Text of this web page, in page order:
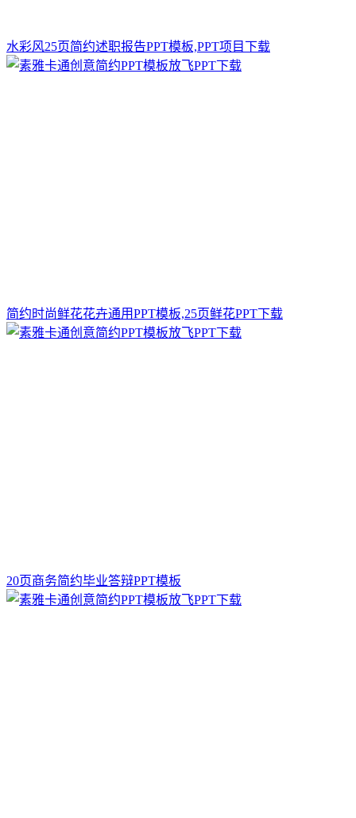
水彩风25页简约述职报告PPT模板,PPT项目下载
简约时尚鲜花花卉通用PPT模板,25页鲜花PPT下载
20页商务简约毕业答辩PPT模板